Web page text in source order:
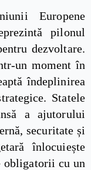
Europene
pilonul
dezvoltare.
un moment în
îndeplinirea
Statele
a ajutorului
securitate și
înlocuiește
obligatorii cu un